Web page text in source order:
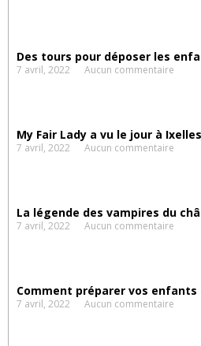
Des tours pour déposer les
7 avril, 2022 Aucun commentaire
My Fair Lady a vu le jour à Ixelles
7 avril, 2022 Aucun commentaire
La légende des vampires du
7 avril, 2022 Aucun commentaire
Comment préparer vos enfants
7 avril, 2022 Aucun commentaire